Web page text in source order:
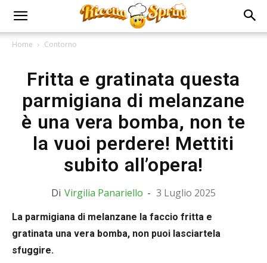
Home Contorno
Fritta e gratinata questa
parmigiana di melanzane
è una vera bomba, non te
la vuoi perdere! Mettiti
subito all’opera!
Di Virgilia Panariello - 3 Luglio 2025
La parmigiana di melanzane la faccio fritta e
gratinata una vera bomba, non puoi lasciartela
sfuggire.